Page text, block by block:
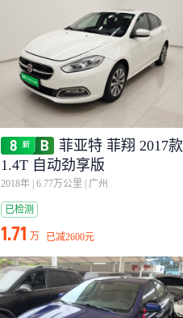
菲亚特 菲翔 2017款
1.4T 自动劲享版
2018年 6.77万公里 广州
已检测
1.71 万 已减2600元